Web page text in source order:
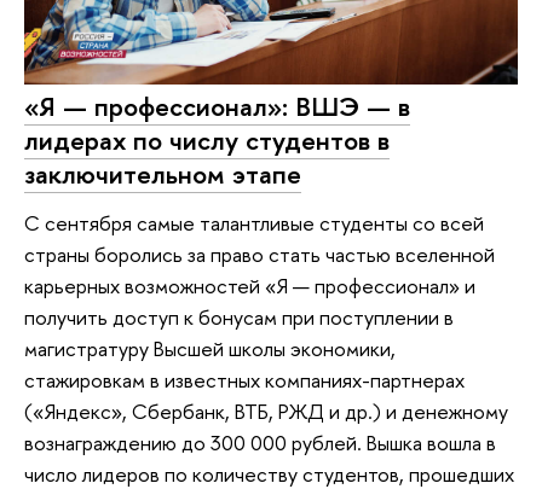
«Я — профессионал»: ВШЭ — в
лидерах по числу студентов в
заключительном этапе
С сентября самые талантливые студенты со всей
страны боролись за право стать частью вселенной
карьерных возможностей «Я — профессионал» и
получить доступ к бонусам при поступлении в
магистратуру Высшей школы экономики,
стажировкам в известных компаниях-партнерах
(«Яндекс», Сбербанк, ВТБ, РЖД и др.) и денежному
вознаграждению до 300 000 рублей. Вышка вошла в
число лидеров по количеству студентов, прошедших